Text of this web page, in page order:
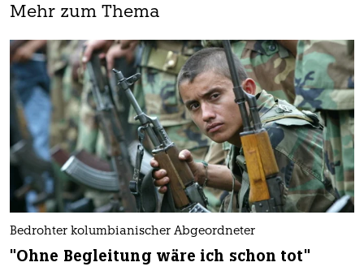
Mehr zum Thema
Bedrohter kolumbianischer Abgeordneter
"Ohne Begleitung wäre ich schon tot"